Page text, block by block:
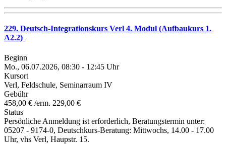
229. Deutsch-Integrationskurs Verl 4. Modul (Aufbaukurs 1.
A2.2)
Beginn
Mo., 06.07.2026, 08:30 - 12:45 Uhr
Kursort
Verl, Feldschule, Seminarraum IV
Gebühr
458,00 € /erm. 229,00 €
Status
Persönliche Anmeldung ist erforderlich, Beratungstermin unter:
05207 - 9174-0, Deutschkurs-Beratung: Mittwochs, 14.00 - 17.00
Uhr, vhs Verl, Haupstr. 15.